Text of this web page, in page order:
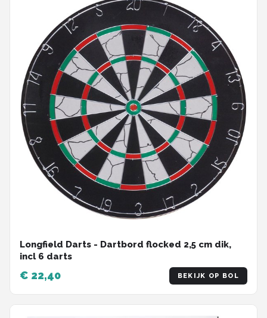
Longfield Darts - Dartbord flocked 2,5 cm dik,
incl 6 darts
€ 22,40 BEKIJK OP BOL